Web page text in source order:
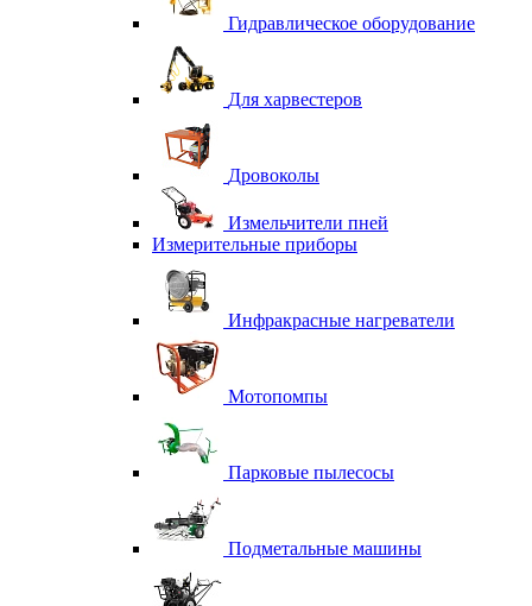
Гидравлическое оборудование
Для харвестеров
Дровоколы
Измельчители пней
Измерительные приборы
Инфракрасные нагреватели
Мотопомпы
Парковые пылесосы
Подметальные машины